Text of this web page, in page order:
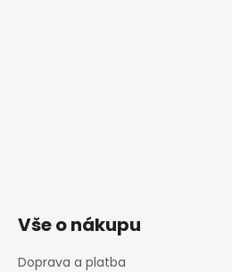
Vše o nákupu
Doprava a platba